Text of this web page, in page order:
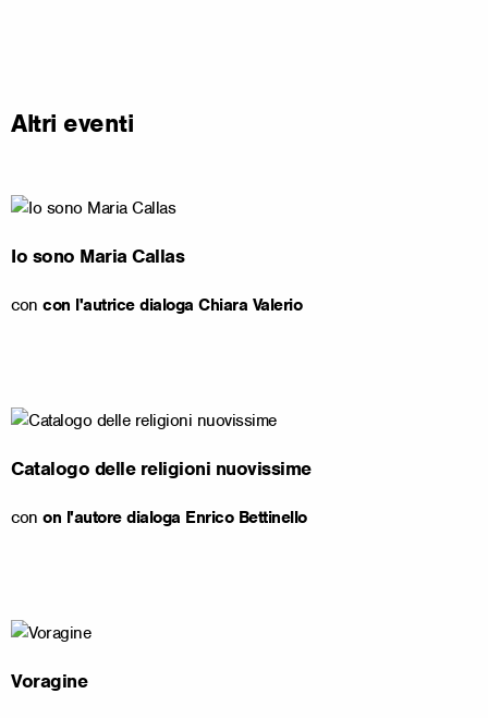
Altri eventi
Io sono Maria Callas
con con l'autrice dialoga Chiara Valerio
Catalogo delle religioni nuovissime
con on l'autore dialoga Enrico Bettinello
Voragine